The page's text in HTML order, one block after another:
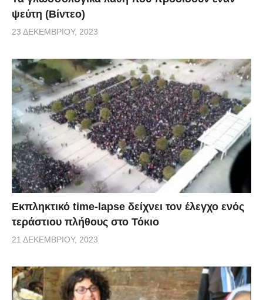
ψεύτη (Βίντεο)
23 ΔΕΚΕΜΒΡΊΟΥ, 2023
Εκπληκτικό time-lapse δείχνει τον έλεγχο ενός
τεράστιου πλήθους στο Τόκιο
21 ΔΕΚΕΜΒΡΊΟΥ, 2023